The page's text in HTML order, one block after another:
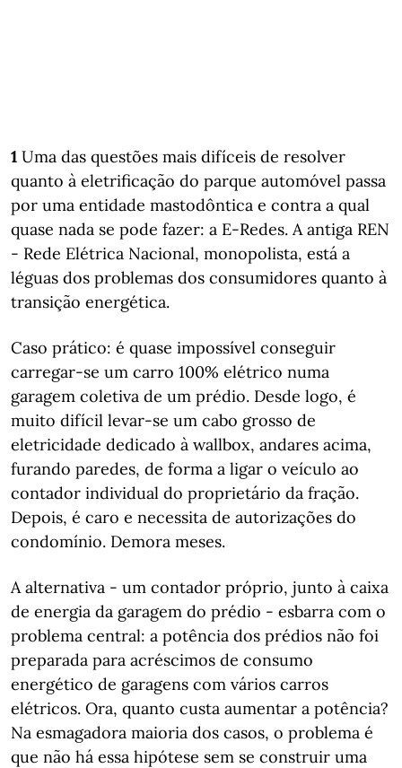
1 Uma das questões mais difíceis de resolver
quanto à eletrificação do parque automóvel passa
por uma entidade mastodôntica e contra a qual
quase nada se pode fazer: a E-Redes. A antiga REN
- Rede Elétrica Nacional, monopolista, está a
léguas dos problemas dos consumidores quanto à
transição energética.
Caso prático: é quase impossível conseguir
carregar-se um carro 100% elétrico numa
garagem coletiva de um prédio. Desde logo, é
muito difícil levar-se um cabo grosso de
eletricidade dedicado à wallbox, andares acima,
furando paredes, de forma a ligar o veículo ao
contador individual do proprietário da fração.
Depois, é caro e necessita de autorizações do
condomínio. Demora meses.
A alternativa - um contador próprio, junto à caixa
de energia da garagem do prédio - esbarra com o
problema central: a potência dos prédios não foi
preparada para acréscimos de consumo
energético de garagens com vários carros
elétricos. Ora, quanto custa aumentar a potência?
Na esmagadora maioria dos casos, o problema é
que não há essa hipótese sem se construir uma